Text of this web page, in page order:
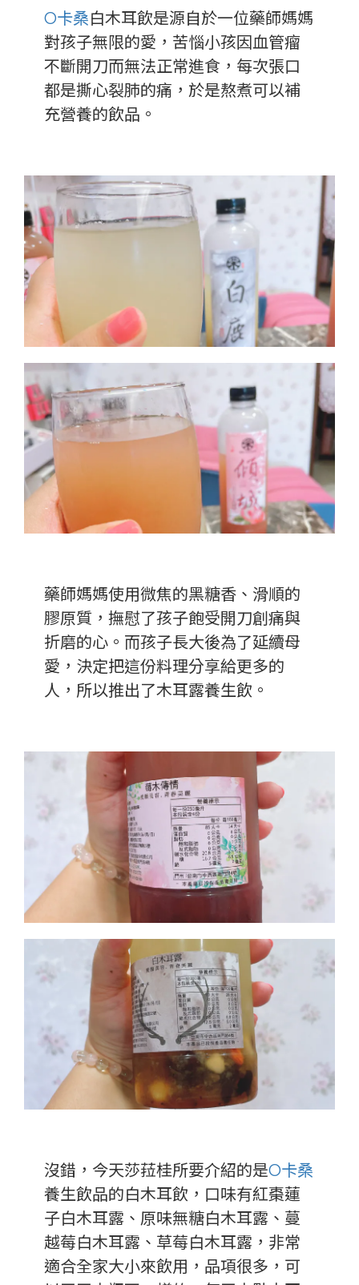
O卡桑白木耳飲是源自於一位藥師媽媽
對孩子無限的愛，苦惱小孩因血管瘤
不斷開刀而無法正常進食，每次張口
都是撕心裂肺的痛，於是熬煮可以補
充營養的飲品。
藥師媽媽使用微焦的黑糖香、滑順的
膠原質，撫慰了孩子飽受開刀創痛與
折磨的心。而孩子長大後為了延續母
愛，決定把這份料理分享給更多的
人，所以推出了木耳露養生飲。
沒錯，今天莎菈桂所要介紹的是O卡桑
養生飲品的白木耳飲，口味有紅棗蓮
子白木耳露、原味無糖白木耳露、蔓
越莓白木耳露、草莓白木耳露，非常
適合全家大小來飲用，品項很多，可